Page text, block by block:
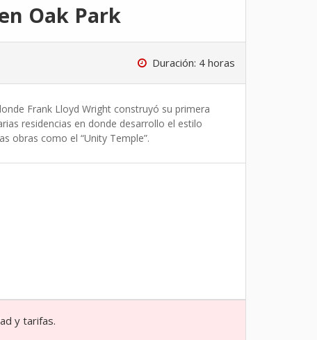
Oak Park
Duración: 4 horas
Frank Lloyd Wright construyó su primera
residencias en donde desarrollo el estilo
obras como el “Unity Temple”.
y tarifas.